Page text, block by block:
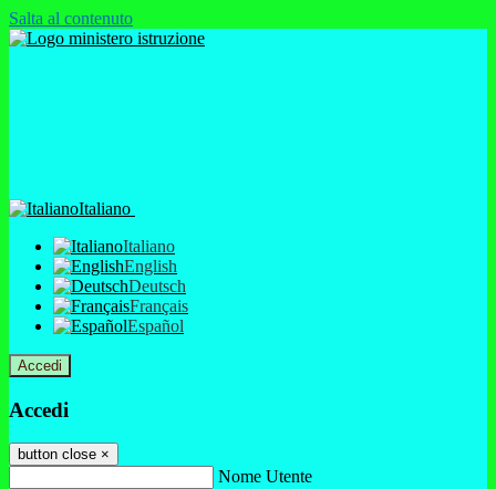
Salta al contenuto
Italiano
Italiano
English
Deutsch
Français
Español
Accedi
Accedi
button close ×
Nome Utente